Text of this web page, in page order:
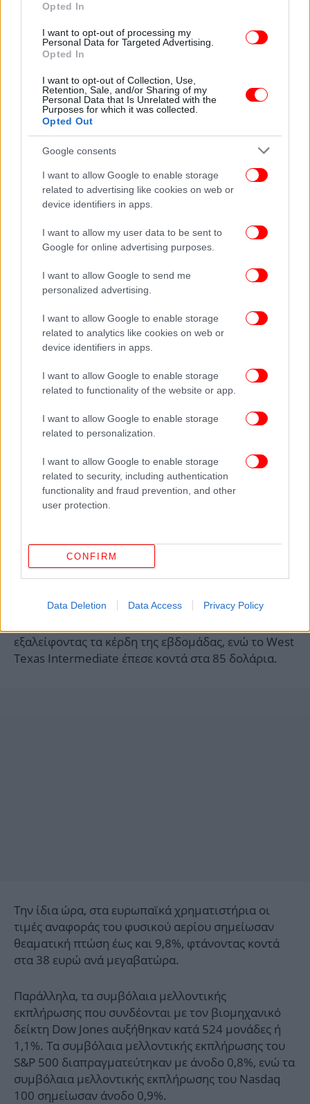
Opted In
I want to opt-out of processing my
Personal Data for Targeted Advertising.
Opted In
I want to opt-out of Collection, Use,
Retention, Sale, and/or Sharing of my
Personal Data that Is Unrelated with the
Purposes for which it was collected.
Opted Out
Google consents
I want to allow Google to enable storage
related to advertising like cookies on web or
device identifiers in apps.
I want to allow my user data to be sent to
Google for online advertising purposes.
I want to allow Google to send me
personalized advertising.
I want to allow Google to enable storage
related to analytics like cookies on web or
device identifiers in apps.
I want to allow Google to enable storage
related to functionality of the website or app.
I want to allow Google to enable storage
related to personalization.
I want to allow Google to enable storage
related to security, including authentication
functionality and fraud prevention, and other
user protection.
CONFIRM
Data Deletion Data Access Privacy Policy
Κίνηση του Ιράν για τα Στενά του Ορμούζ μετά την
εκεχειρία
Η εξέλιξη αυτή έρχεται μετά την ανακοίνωση
εκεχειρίας στον Λίβανοαπό τον Ντόναλντ Τραμπ,
που ακολούθησε αυτή μεταξύ ΗΠΑ και Ιράν, η οποία
βρίσκεται ήδη στη δεύτερη εβδομάδα της.
Με τα μέχρι στιγμής δεδομένα, η εκεχειρία μεταξύ
ΗΠΑ και Ιράν λήγει την ερχόμενη Τετάρτη, 22
Απριλίου. Η δεκαήμερη εκεχειρία, που ξεκίνησε τα
ξημερώματα για τον Λίβανο, εκπνέει τα μεσάνυχτα
της 26ης Απριλίου.
Καθώς ο Αμερικανός υπουργός Άμυνας, Πιτ
Χέγκσεθ, είχε δηλώσει χθες, Πέμπτη, πως ο ναυτικός
αποκλεισμός στο Ιράν θα συνεχιστεί «για όσο
χρειαστεί», μένει να φανεί αν μετά από αυτή την
εξέλιξη οι ΗΠΑ θα αναθεωρήσουν τη θέση αυτή.
μετά την ανακοίνωση για τα Στενά του Ορμούζ
Μετά την ανακοίνωση του Αραγτσί, οιτιμές στο
βουτιά κατά 10,4% και έφθασε στα 89 δολάρια το
εξαλείφοντας τα κέρδη της εβδομάδας, ενώ το West
Texas Intermediate έπεσε κοντά στα 85 δολάρια.
Την ίδια ώρα, στα ευρωπαϊκά χρηματιστήρια οι
τιμές αναφοράς του φυσικού αερίου σημείωσαν
θεαματική πτώση έως και 9,8%, φτάνοντας κοντά
στα 38 ευρώ ανά μεγαβατώρα.
Παράλληλα, τα συμβόλαια μελλοντικής
εκπλήρωσης που συνδέονται με τον βιομηχανικό
δείκτη Dow Jones αυξήθηκαν κατά 524 μονάδες ή
1,1%. Τα συμβόλαια μελλοντικής εκπλήρωσης του
S&P 500 διαπραγματεύτηκαν με άνοδο 0,8%, ενώ τα
συμβόλαια μελλοντικής εκπλήρωσης του Nasdaq
100 σημείωσαν άνοδο 0,9%.